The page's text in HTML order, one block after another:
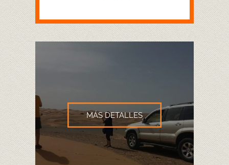
MÁS DETALLES